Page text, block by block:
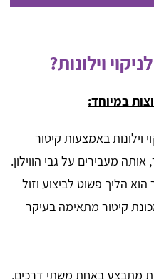
וילונות?
במיוחד:
וילונות באמצעות קיטור
מעבירים על גבי הווילון.
הליך פשוט לביצוע וזול
קיטור מתאימה בעיקר
מתבצע באחת משתי דרכים,